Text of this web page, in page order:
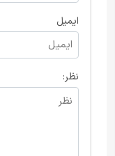
ایمیل
نظر: